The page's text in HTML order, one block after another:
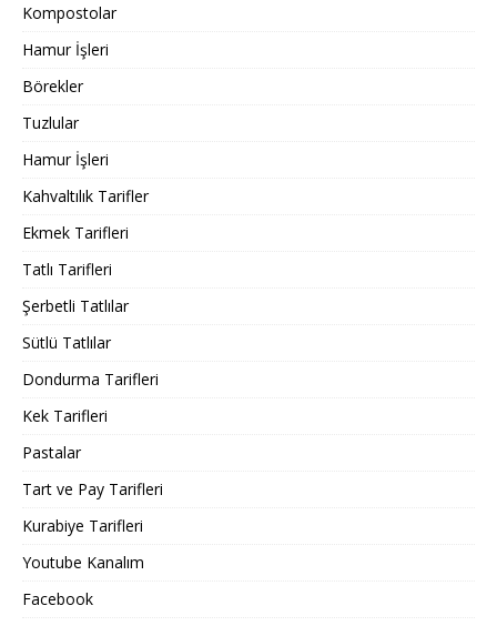
Kompostolar
Hamur İşleri
Börekler
Tuzlular
Hamur İşleri
Kahvaltılık Tarifler
Ekmek Tarifleri
Tatlı Tarifleri
Şerbetli Tatlılar
Sütlü Tatlılar
Dondurma Tarifleri
Kek Tarifleri
Pastalar
Tart ve Pay Tarifleri
Kurabiye Tarifleri
Youtube Kanalım
Facebook